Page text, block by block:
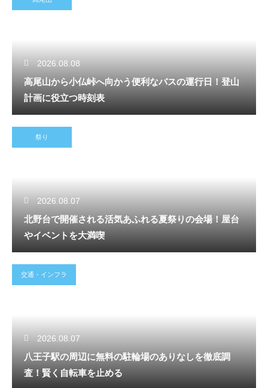
2026.08.08
高尾山から小仏峠へ向かう便利なバスの運行日！登山
計画に役立つ時刻表
祭り
2026.08.07
北野台で開催される活気あふれる夏祭りの会場！屋台
やイベントを大満喫
交通・インフラ
2026.08.07
八王子駅の周辺に無料の駐輪場のありなしを徹底調
査！賢く自転車を止める